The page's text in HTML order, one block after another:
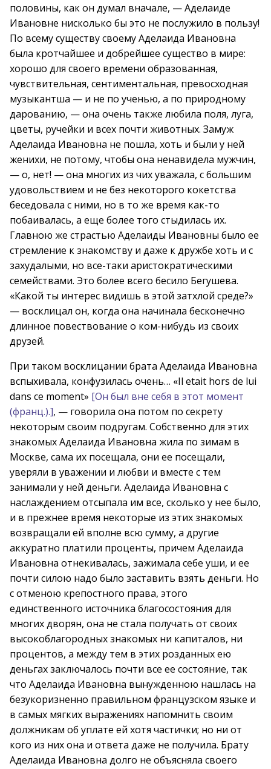
половины, как он думал вначале, — Аделаиде
Ивановне нисколько бы это не послужило в пользу!
По всему существу своему Аделаида Ивановна
была кротчайшее и добрейшее существо в мире:
хорошо для своего времени образованная,
чувствительная, сентиментальная, превосходная
музыкантша — и не по ученью, а по природному
дарованию, — она очень также любила поля, луга,
цветы, ручейки и всех почти животных. Замуж
Аделаида Ивановна не пошла, хоть и были у ней
женихи, не потому, чтобы она ненавидела мужчин,
— о, нет! — она многих из чих уважала, с большим
удовольствием и не без некоторого кокетства
беседовала с ними, но в то же время как-то
побаивалась, а еще более того стыдилась их.
Главною же страстью Аделаиды Ивановны было ее
стремление к знакомству и даже к дружбе хоть и с
захудалыми, но все-таки аристократическими
семействами. Это более всего бесило Бегушева.
«Какой ты интерес видишь в этой затхлой среде?»
— восклицал он, когда она начинала бесконечно
длинное повествование о ком-нибудь из своих
друзей.
При таком восклицании брата Аделаида Ивановна
вспыхивала, конфузилась очень… «Il etait hors de lui
dans се moment» [Он был вне себя в этот момент
(франц.).], — говорила она потом по секрету
некоторым своим подругам. Собственно для этих
знакомых Аделаида Ивановна жила по зимам в
Москве, сама их посещала, они ее посещали,
уверяли в уважении и любви и вместе с тем
занимали у ней деньги. Аделаида Ивановна с
наслаждением отсыпала им все, сколько у нее было,
и в прежнее время некоторые из этих знакомых
возвращали ей вполне всю сумму, а другие
аккуратно платили проценты, причем Аделаида
Ивановна отнекивалась, зажимала себе уши, и ее
почти силою надо было заставить взять деньги. Но
с отменою крепостного права, этого
единственного источника благосостояния для
многих дворян, она не стала получать от своих
высокоблагородных знакомых ни капиталов, ни
процентов, а между тем в этих розданных ею
деньгах заключалось почти все ее состояние, так
что Аделаида Ивановна вынужденною нашлась на
безукоризненно правильном французском языке и
в самых мягких выражениях напомнить своим
должникам об уплате ей хотя частички; но ни от
кого из них она и ответа даже не получила. Брату
Аделаида Ивановна долго не объясняла своего